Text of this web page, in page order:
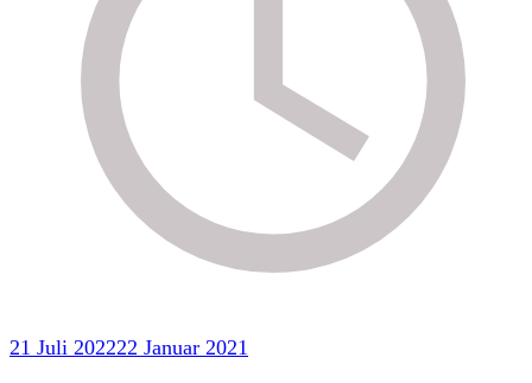
21 Juli 202222 Januar 2021